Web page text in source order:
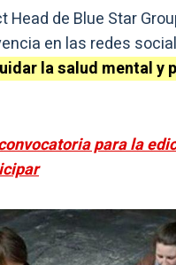
Head de Blue Star
en las redes
la salud mental y
para la